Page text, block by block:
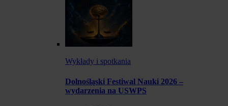
Wykłady i spotkania
Dolnośląski Festiwal Nauki 2026 –
wydarzenia na USWPS